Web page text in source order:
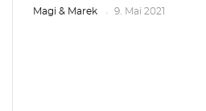
Magi & Marek 9. Mai 2021